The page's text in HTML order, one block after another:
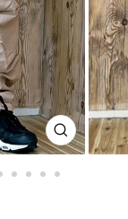
閉
じ